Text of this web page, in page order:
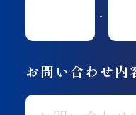
-
お問い合わせ内